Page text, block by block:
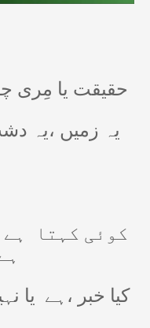
حقیقت یا مِری
یہ زمیں ،یہ
کوئی کہتا
کیا خبر ،ہے یا